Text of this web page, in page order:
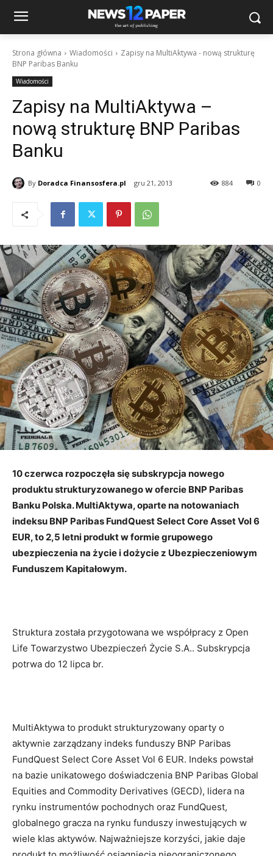
Strona główna Wiadomości
Zapisy na MultiAktywa - nową strukturę
BNP Paribas Banku
Wiadomości
Zapisy na MultiAktywa –
nową strukturę BNP Paribas
Banku
By Doradca Finansosfera.pl gru 21, 2013 0
884
10 czerwca rozpoczęła się subskrypcja nowego
produktu strukturyzowanego w ofercie BNP Paribas
Banku Polska. MultiAktywa, oparte na notowaniach
indeksu BNP Paribas FundQuest Select Core Asset Vol 6
EUR, to 2,5 letni produkt w formie grupowego
ubezpieczenia na życie i dożycie z Ubezpieczeniowym
Funduszem Kapitałowym.
Struktura została przygotowana we współpracy z Open
Life Towarzystwo Ubezpieczeń Życie S.A.. Subskrypcja
potrwa do 12 lipca br.
MultiAktywa to produkt strukturyzowany oparty o
aktywnie zarządzany indeks funduszy BNP Paribas
FundQuest Select Core Asset Vol 6 EUR. Indeks powstał
na bazie unikatowego doświadczenia BNP Paribas Global
Equities and Commodity Derivatives (GECD), lidera na
rynku instrumentów pochodnych oraz FundQuest,
globalnego gracza na rynku funduszy inwestujących w
wiele klas aktywów. Najważniejsze korzyści, jakie daje